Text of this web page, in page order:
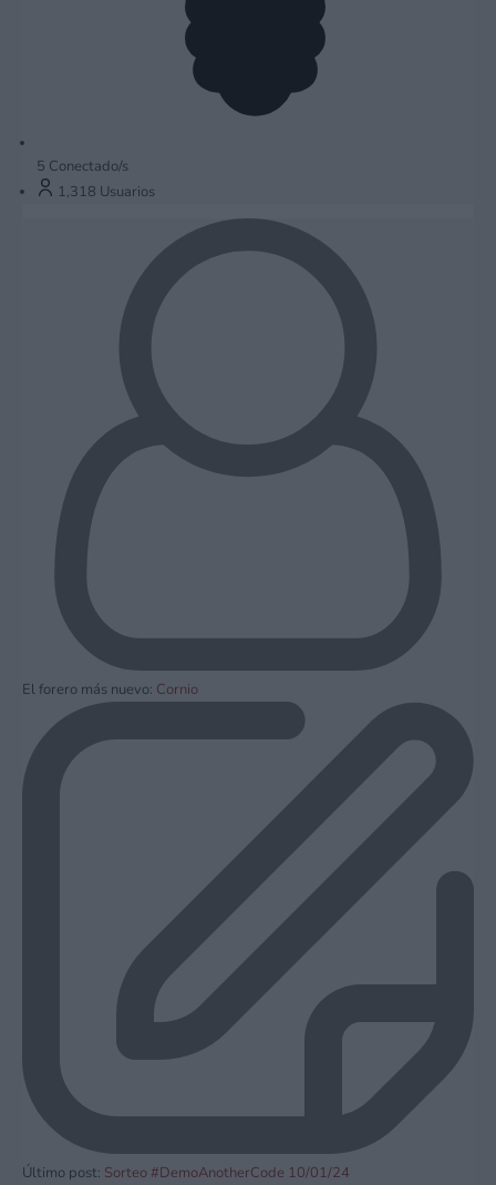
5 Conectado/s
1,318 Usuarios
El forero más nuevo: Cornio
Último post: Sorteo #DemoAnotherCode 10/01/24